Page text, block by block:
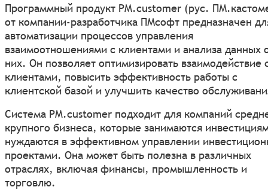
Программный продукт PM.customer (рус.
от компании-разработчика ПМсофт предназначен
автоматизации процессов управления
взаимоотношениями с клиентами и анализа данных
них. Он позволяет оптимизировать взаимодействие
клиентами, повысить эффективность работы с
клиентской базой и улучшить качество
Система PM.customer подходит для компаний
крупного бизнеса, которые занимаются
нуждаются в эффективном управлении
проектами. Она может быть полезна в различных
отраслях, включая финансы, промышленность и
торговлю.